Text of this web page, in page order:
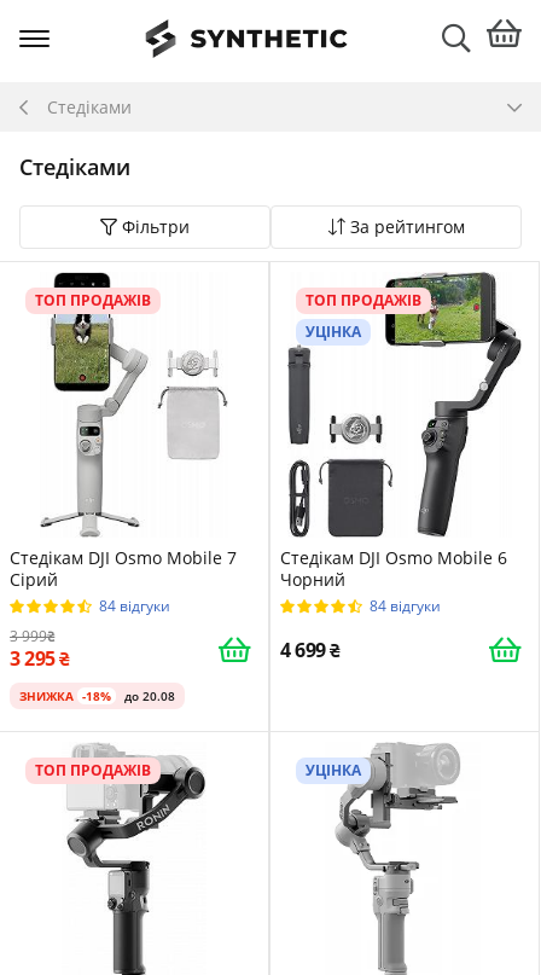
Стедіками
Стедіками
Фільтри За рейтингом
ТОП ПРОДАЖІВ
Стедікам DJI Osmo Mobile 7
Сірий
84 відгуки
3 999
3 295
ЗНИЖКА -18% до 20.08
ТОП ПРОДАЖІВ
УЦІНКА
Стедікам DJI Osmo Mobile 6
Чорний
84 відгуки
4 699
ТОП ПРОДАЖІВ УЦІНКА